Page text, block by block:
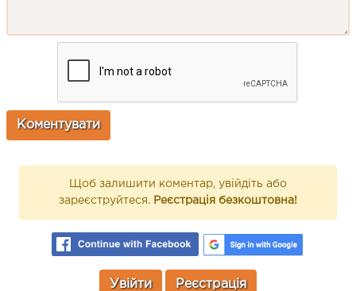
Щоб залишити коментар, увійдіть або
зареєструйтеся. Реєстрація безкоштовна!
Увійти Реєстрація